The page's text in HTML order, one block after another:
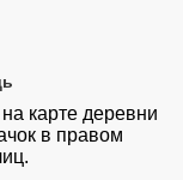
карте деревни
в правом